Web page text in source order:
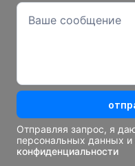
Отправляя запрос, я
персональных данных и
конфиденциальности